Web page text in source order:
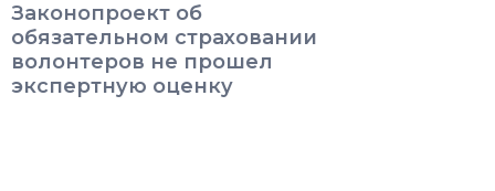
Законопроект об
обязательном страховании
волонтеров не прошел
экспертную оценку